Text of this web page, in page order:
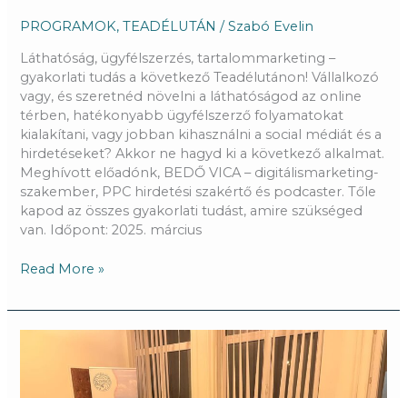
PROGRAMOK,TEADÉLUTÁN /Szabó Evelin
Láthatóság, ügyfélszerzés, tartalommarketing –
gyakorlati tudás a következő Teadélutánon! Vállalkozó
vagy, és szeretnéd növelni a láthatóságod az online
térben, hatékonyabb ügyfélszerző folyamatokat
kialakítani, vagy jobban kihasználni a social médiát és a
hirdetéseket? Akkor ne hagyd ki a következő alkalmat.
Meghívott előadónk, BEDŐ VICA – digitálismarketing-
szakember, PPC hirdetési szakértő és podcaster. Tőle
kapod az összes gyakorlati tudást, amire szükséged
van. Időpont: 2025. március
Read More »